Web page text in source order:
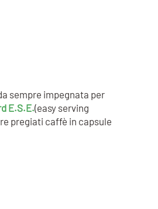
sempre impegnata per
E.S.E.(easy serving
pregiati caffè in capsule